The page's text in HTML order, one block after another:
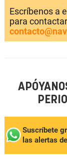
Escríbenos a
para
Suscríbete
las alertas